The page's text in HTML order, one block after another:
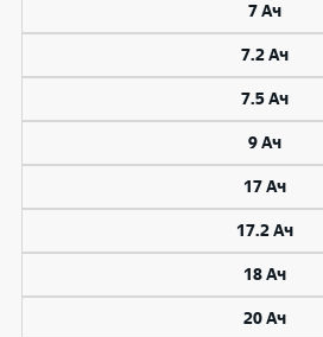
7 Ач
7.2 Ач
7.5 Ач
9 Ач
17 Ач
17.2 Ач
18 Ач
20 Ач